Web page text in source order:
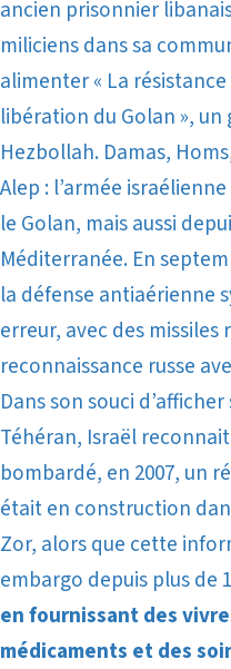
ancien prisonnier
miliciens dans sa
alimenter « La
libération du Golan »,
Hezbollah. Damas,
Alep : l’armée
le Golan, mais aussi
Méditerranée. En
la défense antiaérienne
erreur, avec des missiles
reconnaissance russe
Dans son souci
Téhéran, Israël
bombardé, en 2007, un
était en construction
Zor, alors que cette
embargo depuis plus de
en fournissant des
médicaments et des